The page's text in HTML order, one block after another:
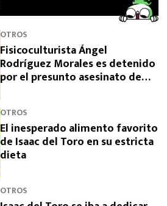
OTROS
Fisicoculturista Ángel
Rodríguez Morales es detenido
por el presunto asesinato de
OTROS
El inesperado alimento favorito
de Isaac del Toro en su estricta
dieta
OTROS